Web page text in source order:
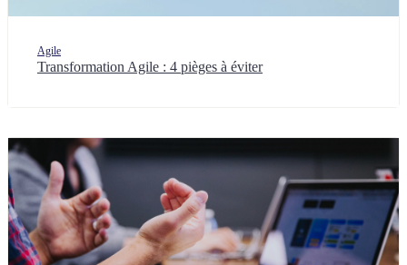
Agile
Transformation Agile : 4 pièges à éviter